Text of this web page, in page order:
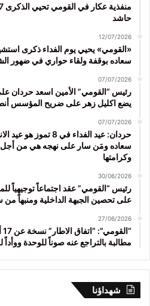
حاشد
12/07/2026
«القومي» يحيي يوم الفداء ذكرى
سعاده بوقفة ولقاء حواري في ضهور
07/07/2026
رئيس “القومي” الأمين اسعد حردان
يضع اكليل زهر على ضريح المؤسس
07/07/2026
حردان: عيد الفداء في 8
سعاده ومَن سار على نهجه هي من أجل
وكرامتها
30/06/2026
رئيس “القومي” عقد اجتماعاً توجيهياً
على تحصين الجبهة الداخلية ومنبهاً من
27/06/2026
مطالبة بالتراجع عنه صوناً للوحدة ووأداً
شهداؤنا